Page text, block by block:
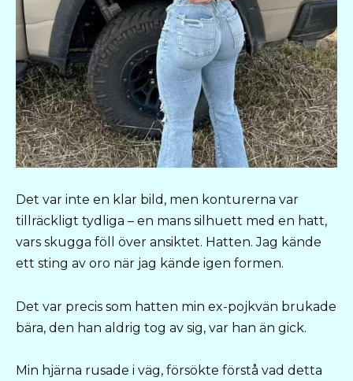
Det var inte en klar bild, men konturerna var
tillräckligt tydliga – en mans silhuett med en hatt,
vars skugga föll över ansiktet. Hatten. Jag kände
ett sting av oro när jag kände igen formen.
Det var precis som hatten min ex-pojkvän brukade
bära, den han aldrig tog av sig, var han än gick.
Min hjärna rusade i väg, försökte förstå vad detta